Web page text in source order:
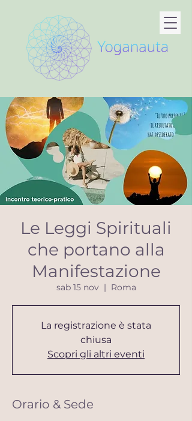
Le Leggi Spirituali
che portano alla
Manifestazione
sab 15 nov
  |
Roma
La registrazione è stata
chiusa
Scopri gli altri eventi
Orario & Sede